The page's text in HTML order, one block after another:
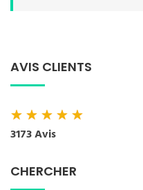
AVIS CLIENTS
★★★★★
3173 Avis
CHERCHER